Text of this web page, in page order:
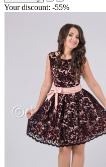
Your discount: -55%